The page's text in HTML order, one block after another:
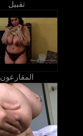
تقبيل
المقارعون